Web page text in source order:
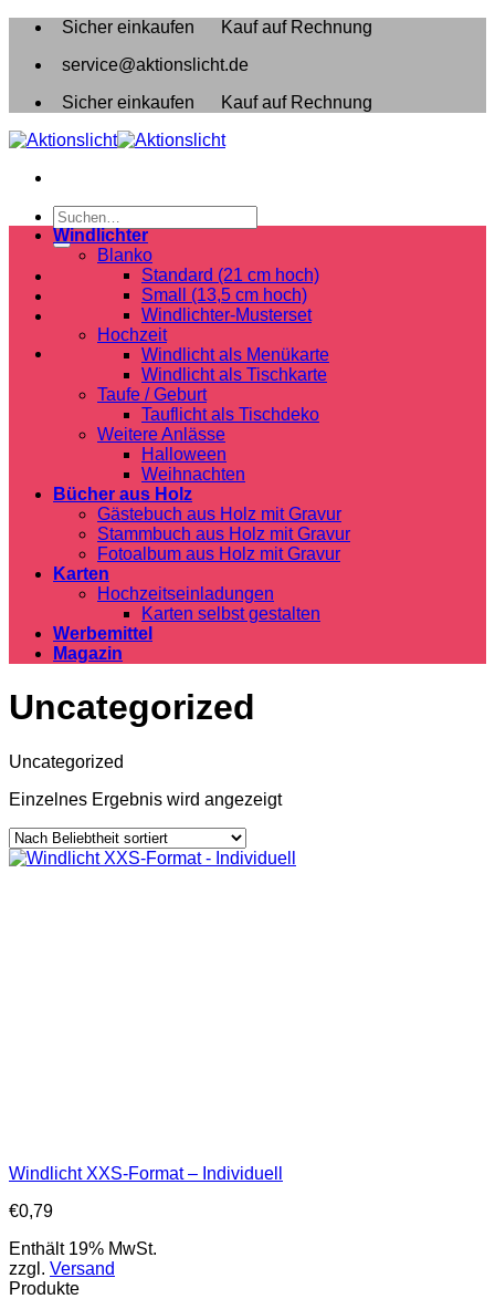
Zum
springen
Sicher einkaufen
Kauf auf Rechnung
service@aktionslicht.de
Sicher einkaufen
Kauf auf Rechnung
Suchen
nach:
Windlichter
Blanko
Standard (21 cm hoch)
Small (13,5 cm hoch)
Windlichter-Musterset
Hochzeit
Windlicht als Menükarte
Windlicht als Tischkarte
Taufe / Geburt
Tauflicht als Tischdeko
Weitere Anlässe
Halloween
Weihnachten
Bücher aus Holz
Gästebuch aus Holz mit Gravur
Stammbuch aus Holz mit Gravur
Fotoalbum aus Holz mit Gravur
Karten
Hochzeitseinladungen
Karten selbst gestalten
Werbemittel
Magazin
Uncategorized
Uncategorized
Einzelnes Ergebnis wird angezeigt
Windlicht XXS-Format – Individuell
€0,79
Enthält 19% MwSt.
zzgl. Versand
Produkte